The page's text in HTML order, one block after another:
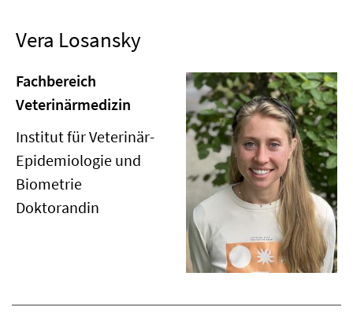
Vera Losansky
Fachbereich
Veterinärmedizin
Institut für Veterinär-
Epidemiologie und
Biometrie
Doktorandin